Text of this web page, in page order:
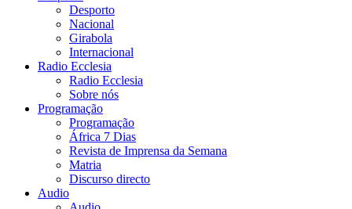
Desporto
Nacional
Girabola
Internacional
Radio Ecclesia
Radio Ecclesia
Sobre nós
Programação
Programação
África 7 Dias
Revista de Imprensa da Semana
Matria
Discurso directo
Audio